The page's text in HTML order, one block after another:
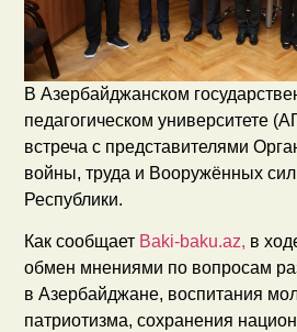
В Азербайджанском
педагогическом университете
встреча с представителями
войны, труда и Вооружённых
Республики.
Как сообщает Baki-baku.az, в
обмен мнениями по вопросам
в Азербайджане, воспитания
патриотизма, сохранения